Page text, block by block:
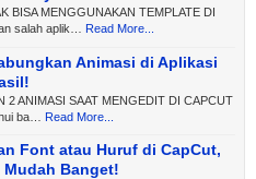
BISA MENGGUNAKAN TEMPLATE DI
salah aplik… Read More...
Animasi di Aplikasi
2 ANIMASI SAAT MENGEDIT DI CAPCUT
ba…
Read More...
Font atau Huruf di CapCut,
Banget!